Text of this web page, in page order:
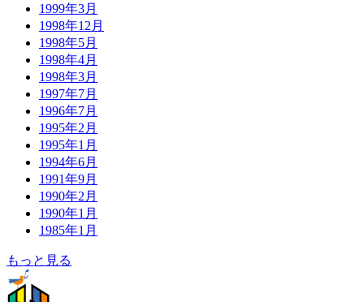
1999年3月
1998年12月
1998年5月
1998年4月
1998年3月
1997年7月
1996年7月
1995年2月
1995年1月
1994年6月
1991年9月
1990年2月
1990年1月
1985年1月
もっと見る